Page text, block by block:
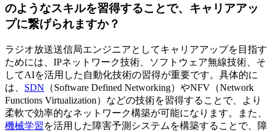
のようなスキルを習得することで、キャリアアッ
プに繋げられますか？
ラジオ放送送信局エンジニアとしてキャリアアップを目指す
ためには、IPネットワーク技術、ソフトウェア無線技術、そ
してAIを活用した自動化技術の習得が重要です。具体的に
は、 SDN （Software Defined Networking）やNFV（Network
Functions Virtualization）などの技術を習得することで、より
柔軟で効率的なネットワーク構築が可能になります。また、
機械学習を活用した障害予測システムを構築することで、障